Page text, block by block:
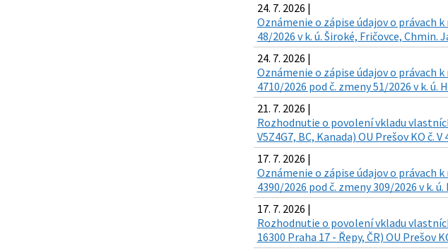
24. 7. 2026 |
Oznámenie o zápise údajov o právach
48/2026 v k. ú. Široké, Fričovce, Chmin.
24. 7. 2026 |
Oznámenie o zápise údajov o
4710/2026 pod č. zmeny 51/2026 v k. ú.
21. 7. 2026 |
Rozhodnutie o povolení vkladu
V5Z4G7, BC, Kanada) OU Prešov KO č.
17. 7. 2026 |
Oznámenie o zápise údajov o
4390/2026 pod č. zmeny 309/2026 v k.
17. 7. 2026 |
Rozhodnutie o povolení vkladu
16300 Praha 17 - Řepy, ČR) OU Prešov